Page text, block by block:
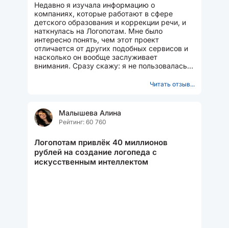
Недавно я изучала информацию о
компаниях, которые работают в сфере
детского образования и коррекции речи, и
наткнулась на Логопотам. Мне было
интересно понять, чем этот проект
отличается от других подобных сервисов и
насколько он вообще заслуживает
внимания. Сразу скажу: я не пользовалась
Читать отзыв...
Малышева Алина
Рейтинг: 60 760
Логопотам привлёк 40 миллионов
рублей на создание логопеда с
искусственным интеллектом